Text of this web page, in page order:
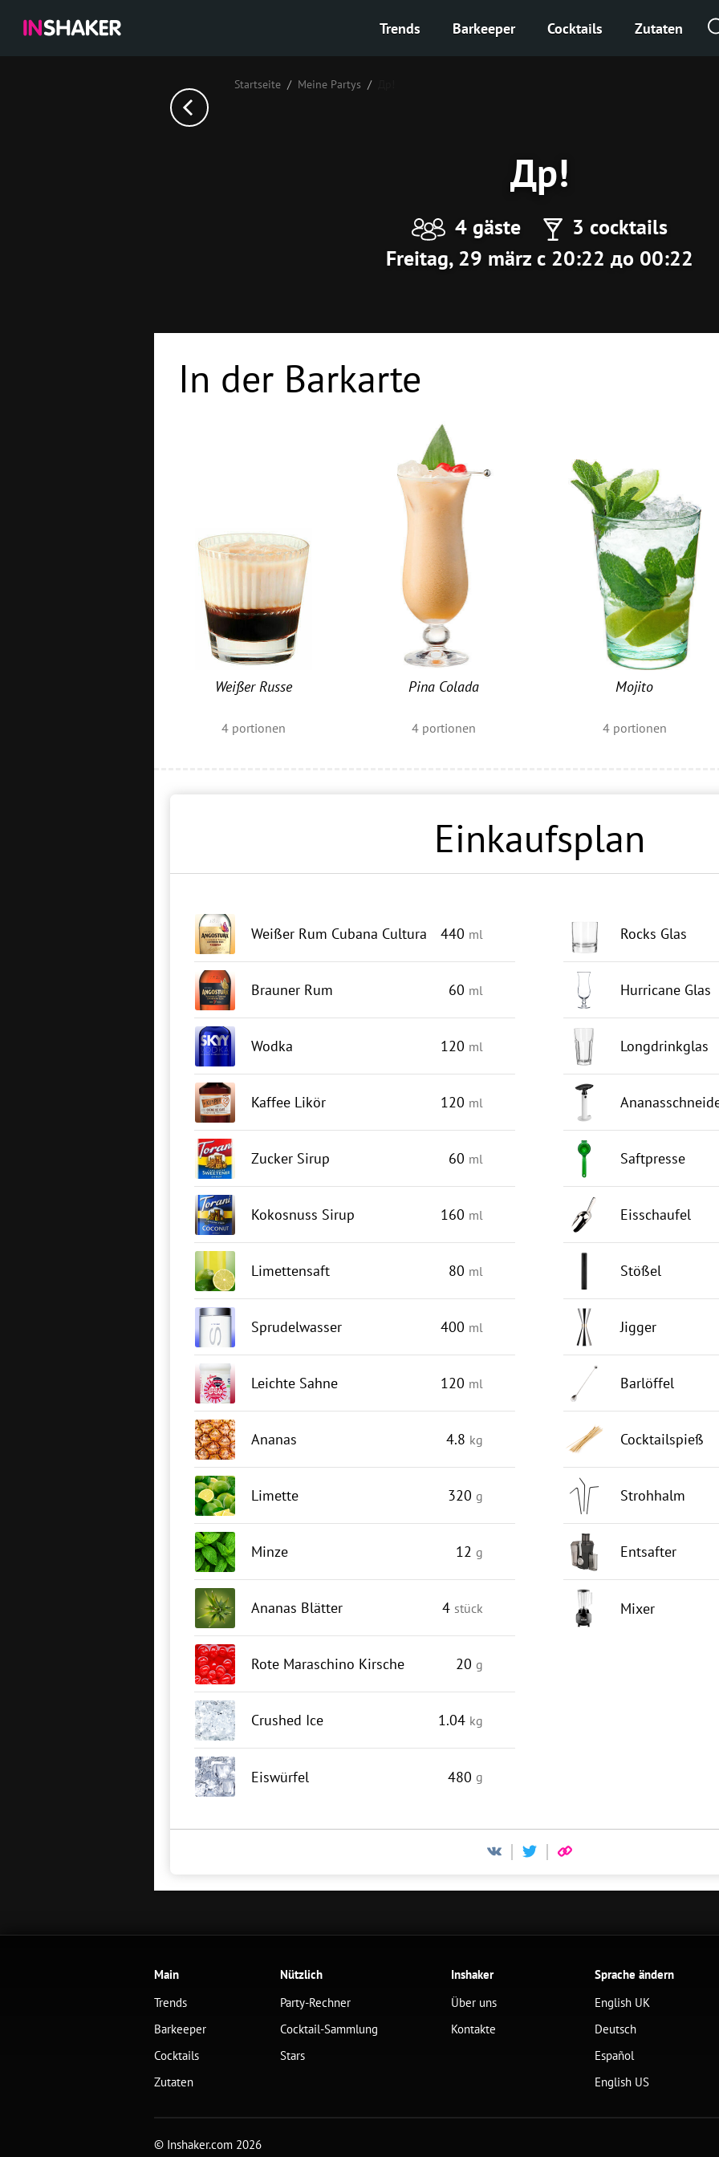
Trends Barkeeper Cocktails Zutaten
Startseite Meine Partys
Др!
4 gäste
3 cocktails
Freitag, 29 märz с 20:22 до 00:22
In der Barkarte
Weißer Russe
4portionen
Pina Colada
4 portionen
Mojito
4portionen
Einkaufsplan
Weißer Rum Cubana Cultura 440 ml
Brauner Rum 60 ml
Wodka 120 ml
Kaffee Likör 120 ml
Zucker Sirup 60 ml
Kokosnuss Sirup 160 ml
Limettensaft 80 ml
Sprudelwasser 400 ml
Leichte Sahne 120 ml
Ananas 4.8 kg
Limette 320 g
Minze 12 g
Ananas Blätter 4 stück
Rote Maraschino Kirsche 20 g
Crushed Ice 1.04 kg
Eiswürfel 480 g
Rocks Glas
Hurricane Glas
Longdrinkglas
Saftpresse
Eisschaufel
Stößel
Jigger
Barlöffel
Cocktailspieß
Strohhalm
Entsafter
Mixer
Main
Trends
Barkeeper
Cocktails
Zutaten
Nützlich
Party-Rechner
Cocktail-Sammlung
Stars
Inshaker
Über uns
Kontakte
Sprache ändern
English UK
Deutsch
Español
English US
© Inshaker.com 2026